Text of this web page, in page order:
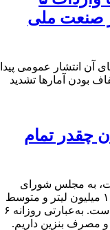
صنعت ملی
آن انتشار عمومی پیدا
بودن آمارها تشدید
چقدر تمام
به مجلس شورای
اسلامی، متوسط تولید روزانه بنزین کشور ۱۱۴ میلیون لیتر و متوسط
مصرف روزانه بنزین کشور ۱۲۰ میلیون لیتر است. به‌عبارتی روزانه ۶
و مصرف بنزین داریم.